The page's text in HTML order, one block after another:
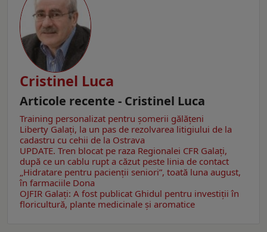
Cristinel Luca
Articole recente - Cristinel Luca
Training personalizat pentru șomerii gălățeni
Liberty Galați, la un pas de rezolvarea litigiului de la
cadastru cu cehii de la Ostrava
UPDATE. Tren blocat pe raza Regionalei CFR Galați,
după ce un cablu rupt a căzut peste linia de contact
„Hidratare pentru pacienții seniori”, toată luna august,
în farmaciile Dona
OJFIR Galați: A fost publicat Ghidul pentru investiții în
floricultură, plante medicinale și aromatice